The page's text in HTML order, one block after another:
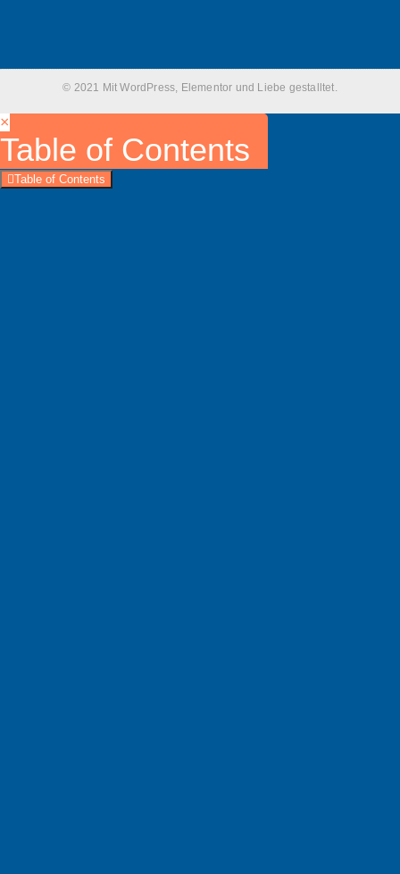
© 2021 Mit WordPress, Elementor und Liebe gestalltet.
×
Table of Contents
Table of Contents